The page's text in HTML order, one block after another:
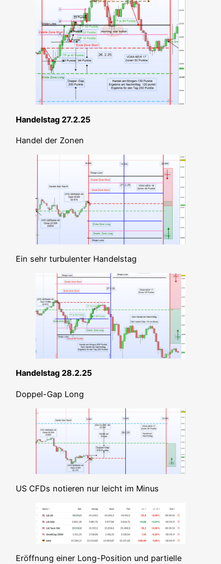
Han­dels­tag 27.2.25
Han­del der Zonen
Ein sehr tur­bu­len­ter Handelstag
Han­dels­tag 28.2.25
Dop­pel-Gap Long
US CFDs notie­ren nur leicht im Minus
Eröff­nung einer Long-Posi­ti­on und par­ti­el­le